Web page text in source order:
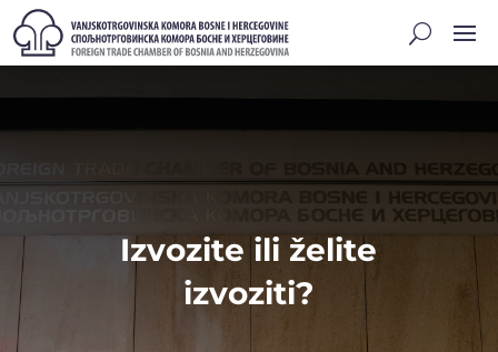
Izvozite ili želite
izvoziti?